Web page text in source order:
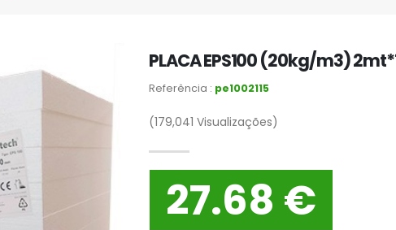
PLACA EPS100 (20kg/m3)
Referência : pe1002115
(179,041 Visualizações)
27.68 €